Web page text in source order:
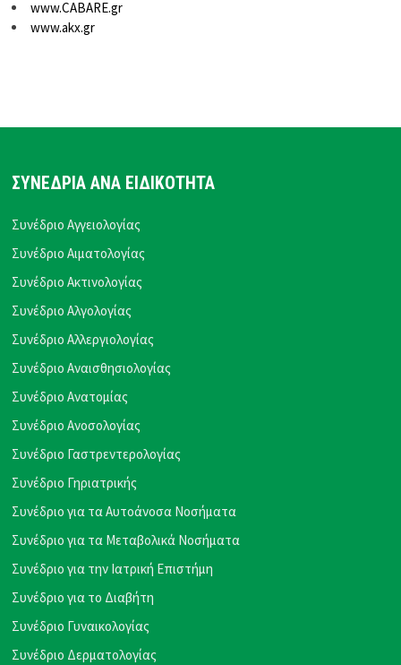
www.CABARE.gr
www.akx.gr
ΣΥΝΕΔΡΙΑ ΑΝΑ ΕΙΔΙΚΟΤΗΤΑ
Συνέδριο Αγγειολογίας
Συνέδριο Αιματολογίας
Συνέδριο Ακτινολογίας
Συνέδριο Αλγολογίας
Συνέδριο Αλλεργιολογίας
Συνέδριο Αναισθησιολογίας
Συνέδριο Ανατομίας
Συνέδριο Ανοσολογίας
Συνέδριο Γαστρεντερολογίας
Συνέδριο Γηριατρικής
Συνέδριο για τα Αυτοάνοσα Νοσήματα
Συνέδριο για τα Μεταβολικά Νοσήματα
Συνέδριο για την Ιατρική Επιστήμη
Συνέδριο για το Διαβήτη
Συνέδριο Γυναικολογίας
Συνέδριο Δερματολογίας